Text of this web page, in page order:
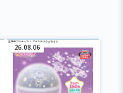
26.08.06